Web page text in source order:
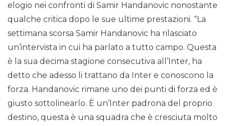
elogio nei confronti di Samir Handanovic nonostante
qualche critica dopo le sue ultime prestazioni. “La
settimana scorsa Samir Handanovic ha rilasciato
un’intervista in cui ha parlato a tutto campo. Questa
è la sua decima stagione consecutiva all’Inter, ha
detto che adesso li trattano da Inter e conoscono la
forza. Handanovic rimane uno dei punti di forza ed è
giusto sottolinearlo. È un’Inter padrona del proprio
destino, questa è una squadra che è cresciuta molto